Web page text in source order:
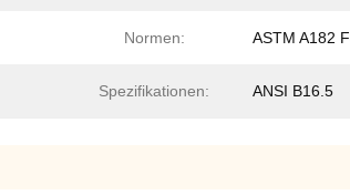
Normen: ASTM A182
Spezifikationen: ANSI B16.5